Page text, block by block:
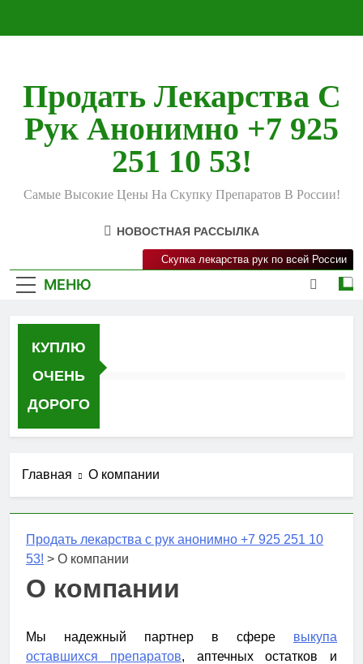
Продать Лекарства С
Рук Анонимно +7 925
251 10 53!
Самые Высокие Цены На Скупку Препаратов В России!
НОВОСТНАЯ РАССЫЛКА
МЕНЮ
Скупка лекарства рук по всей России
КУПЛЮ
ОЧЕНЬ
ДОРОГО
Главная О компании
Продать лекарства с рук анонимно +7 925 251 10
53! > О компании
О компании
Мы надежный партнер в сфере выкупа
оставшихся препаратов, аптечных остатков и